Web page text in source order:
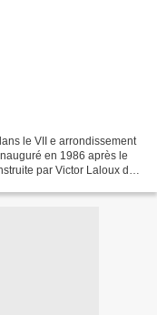
le VII e arrondissement
en 1986 après le
par Victor Laloux de